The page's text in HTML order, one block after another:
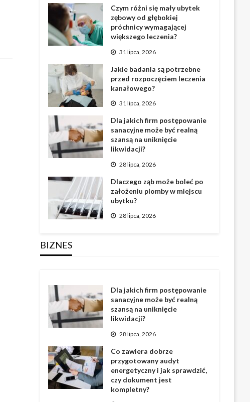
Czym różni się mały ubytek
zębowy od głębokiej
próchnicy wymagającej
większego leczenia?
31 lipca, 2026
Jakie badania są potrzebne
przed rozpoczęciem leczenia
kanałowego?
31 lipca, 2026
Dla jakich firm postępowanie
sanacyjne może być realną
szansą na uniknięcie
likwidacji?
28 lipca, 2026
Dlaczego ząb może boleć po
założeniu plomby w miejscu
ubytku?
28 lipca, 2026
BIZNES
Dla jakich firm postępowanie
sanacyjne może być realną
szansą na uniknięcie
likwidacji?
28 lipca, 2026
Co zawiera dobrze
przygotowany audyt
energetyczny i jak sprawdzić,
czy dokument jest
kompletny?